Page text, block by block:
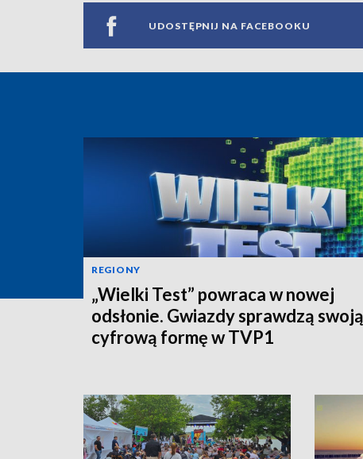
UDOSTĘPNIJ NA FACEBOOKU
REGIONY
„Wielki Test” powraca w nowej
odsłonie. Gwiazdy sprawdzą swoją
cyfrową formę w TVP1